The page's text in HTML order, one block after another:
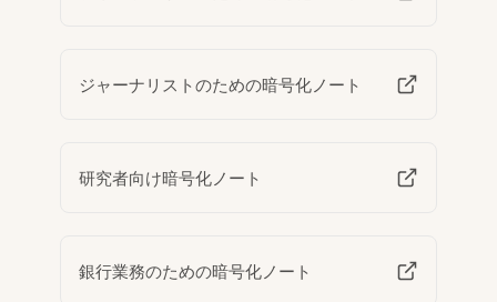
ジャーナリストのための暗号化ノート
研究者向け暗号化ノート
銀行業務のための暗号化ノート